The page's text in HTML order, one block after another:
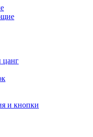
цанг
и кнопки